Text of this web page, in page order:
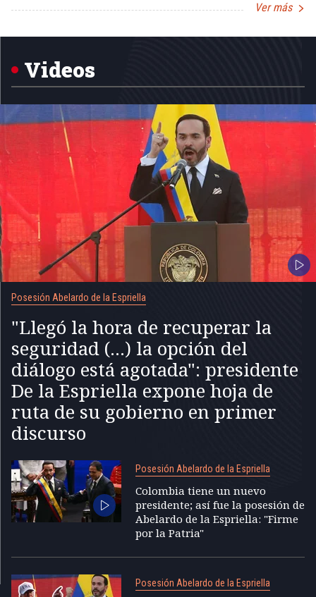
Ver más
1
Videos
Posesión Abelardo de la Espriella
"Llegó la hora de recuperar la
seguridad (...) la opción del
diálogo está agotada": presidente
De la Espriella expone hoja de
ruta de su gobierno en primer
discurso
Posesión Abelardo de la Espriella
Colombia tiene un nuevo
presidente; así fue la posesión de
Abelardo de la Espriella: "Firme
por la Patria"
Posesión Abelardo de la Espriella